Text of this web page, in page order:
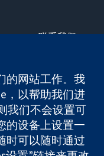
联系我们
关于我们
工作机会
Cochrane
Library
的网站工作。我
，以帮助我们进
我们不会设置可
的设备上设置一
时可以随时通过